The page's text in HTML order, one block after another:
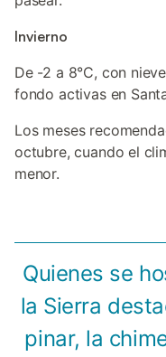
Invierno
De -2 a 8°C, con
fondo activas en
Los meses
octubre, cuando el
menor.
Quienes se
la Sierra
pinar, la